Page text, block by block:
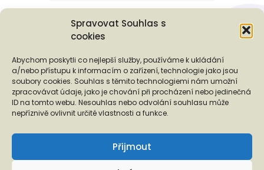
Spravovat Souhlas s
cookies
Abychom poskytli co nejlepší služby, používáme k ukládání
a/nebo přístupu k informacím o zařízení, technologie jako jsou
soubory cookies. Souhlas s těmito technologiemi nám umožní
zpracovávat údaje, jako je chování při procházení nebo jedinečná
ID na tomto webu. Nesouhlas nebo odvolání souhlasu může
nepříznivě ovlivnit určité vlastnosti a funkce.
Přijmout
Podporují nás...
❬ ❭